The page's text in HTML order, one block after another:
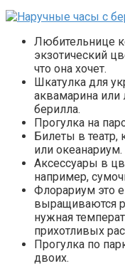
Любительнице
экзотический
что она хочет.
Шкатулка для
аквамарина или
берилла.
Прогулка на
Билеты в театр,
или океанариум.
Аксессуары в
например,
Флорариум это
выращиваются
нужная
прихотливых
Прогулка по
двоих.